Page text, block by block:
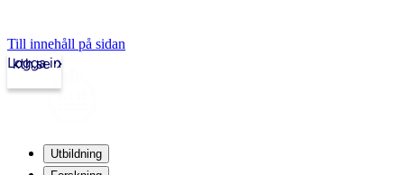
Till innehåll på sidan
kth.se
Logga in
Utbildning